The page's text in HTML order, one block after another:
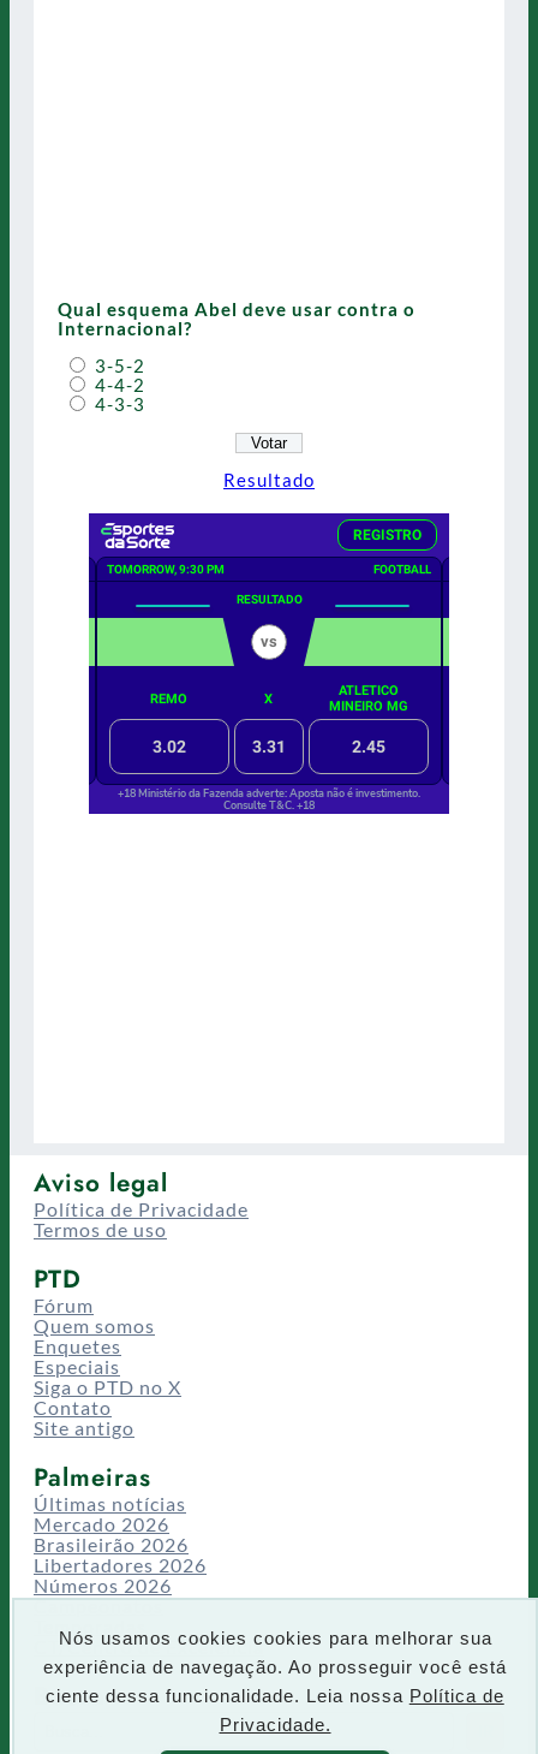
Nós usamos cookies cookies para melhorar sua
experiência de navegação. Ao prosseguir você está
ciente dessa funcionalidade. Leia nossa Política de
Privacidade.
Qual esquema Abel deve usar contra o
Internacional?
3-5-2
4-4-2
4-3-3
Resultado
Aviso legal
Política de Privacidade
Termos de uso
PTD
Fórum
Quem somos
Enquetes
Especiais
Siga o PTD no X
Contato
Site antigo
Palmeiras
Últimas notícias
Mercado 2026
Brasileirão 2026
Libertadores 2026
Números 2026
Campeonatos
Temporadas
CT/Centro de Excelência
Busca
P
e